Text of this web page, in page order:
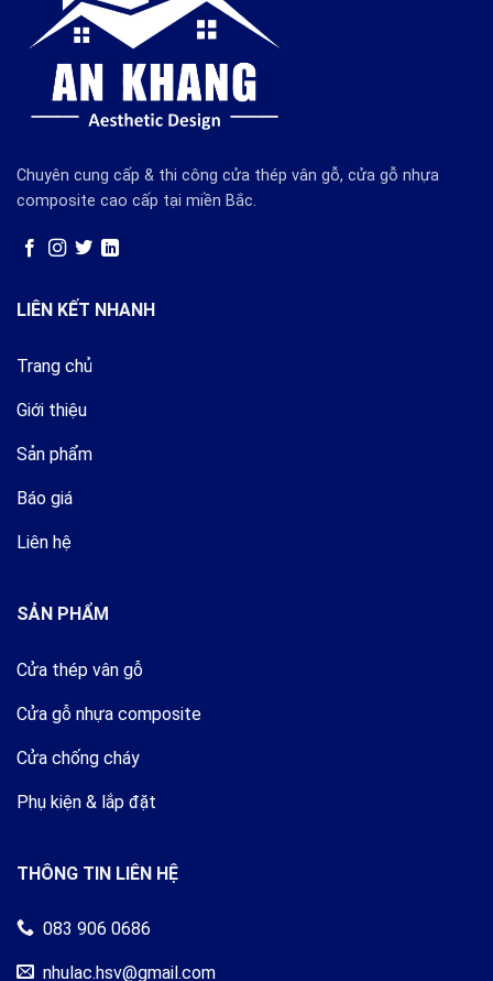
Chuyên cung cấp & thi công cửa thép vân gỗ, cửa gỗ nhựa
composite cao cấp tại miền Bắc.
LIÊN KẾT NHANH
Trang chủ
Giới thiệu
Sản phẩm
Báo giá
Liên hệ
SẢN PHẨM
Cửa thép vân gỗ
Cửa gỗ nhựa composite
Cửa chống cháy
Phụ kiện & lắp đặt
THÔNG TIN LIÊN HỆ
083 906 0686
nhulac.hsv@gmail.com